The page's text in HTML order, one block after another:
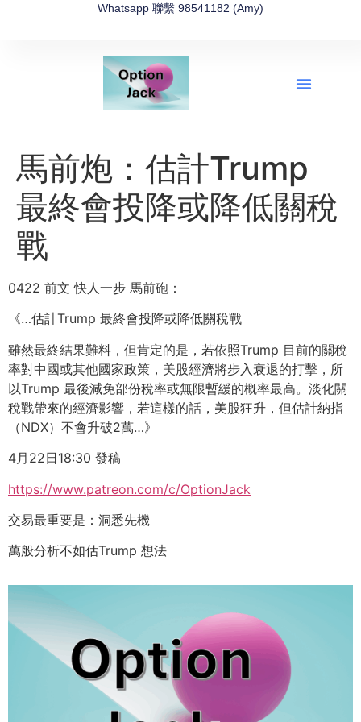
Whatsapp 聯繫 98541182 (Amy)
馬前炮：估計Trump
最終會投降或降低關稅
戰
0422 前文 快人一步 馬前砲：
《…估計Trump 最終會投降或降低關稅戰
雖然最終結果難料，但肯定的是，若依照Trump 目前的關稅
率對中國或其他國家政策，美股經濟將步入衰退的打擊，所
以Trump 最後減免部份稅率或無限暫緩的概率最高。淡化關
稅戰帶來的經濟影響，若這樣的話，美股狂升，但估計納指
（NDX）不會升破2萬…》
4月22日18:30 發稿
https://www.patreon.com/c/OptionJack
交易最重要是：洞悉先機
萬般分析不如估Trump 想法